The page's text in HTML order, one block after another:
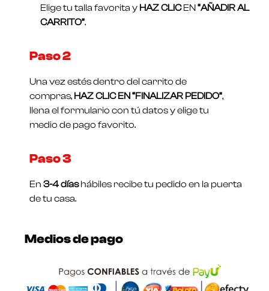
Elige tu talla favorita y HAZ CLICEN“AÑADIR AL
CARRITO”.
Paso 2
Una vez estés dentro del carrito de
compras, HAZ CLIC EN “FINALIZAR PEDIDO”,
llena el formulario con tú datos y elige tu
medio de pago favorito.
Paso 3
En3-4 díashábiles recibe tu pedido en la puerta
de tu casa.
Medios de pago